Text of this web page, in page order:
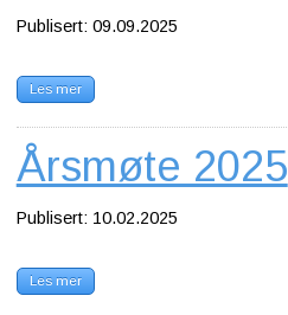
Få
tilsendt
Kontakt
Meld
deg
Publisert: 09.09.2025
Les mer
Årsmøte 2025
Publisert: 10.02.2025
Les mer